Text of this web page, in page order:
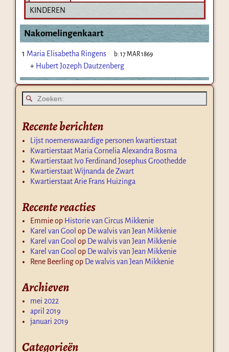
KINDEREN
Nakomelingenkaart
1 Maria Elisabetha Ringens b:17 MAR 1869
+ Hubert Jozeph Dautzenberg
Recente berichten
Lijst noemenswaardige personen kwartierstaat
Kwartierstaat Maria Cornelia Alexandra Bosma
Kwartierstaat Ivo Ferdinand Josephus Groothedde
Kwartierstaat Wijnanda de Zwart
Kwartierstaat Arie Frans Huizinga
Recente reacties
Emmieop Historie van Circus Mikkenie
Karel van Gool op De walvis van Jean Mikkenie
Karel van Gool op De walvis van Jean Mikkenie
Karel van Gool op De walvis van Jean Mikkenie
Rene Beerlingop De walvis van Jean Mikkenie
Archieven
mei 2022
april 2019
januari 2019
Categorieën